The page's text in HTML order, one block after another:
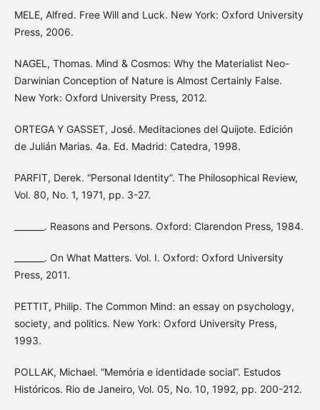
MELE, Alfred. Free Will and Luck. New York: Oxford University
Press, 2006.
NAGEL, Thomas. Mind & Cosmos: Why the Materialist Neo-
Darwinian Conception of Nature is Almost Certainly False.
New York: Oxford University Press, 2012.
ORTEGA Y GASSET, José. Meditaciones del Quijote. Edición
de Julián Marias. 4a. Ed. Madrid: Catedra, 1998.
PARFIT, Derek. “Personal Identity”. The Philosophical Review,
Vol. 80, No. 1, 1971, pp. 3-27.
_______. Reasons and Persons. Oxford: Clarendon Press, 1984.
_______. On What Matters. Vol. I. Oxford: Oxford University
Press, 2011.
PETTIT, Philip. The Common Mind: an essay on psychology,
society, and politics. New York: Oxford University Press,
1993.
POLLAK, Michael. “Memória e identidade social”. Estudos
Históricos. Rio de Janeiro, Vol. 05, No. 10, 1992, pp. 200-212.